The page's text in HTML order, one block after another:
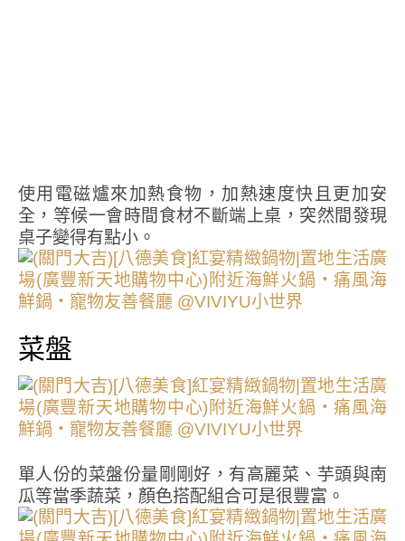
使用電磁爐來加熱食物，加熱速度快且更加安
全，等候一會時間食材不斷端上桌，突然間發現
桌子變得有點小。
菜盤
單人份的菜盤份量剛剛好，有高麗菜、芋頭與南
瓜等當季蔬菜，顏色搭配組合可是很豐富。